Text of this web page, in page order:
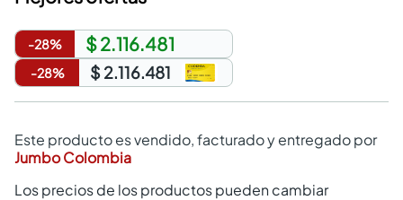
-28% $ 2.116.481
-28% $ 2.116.481
Este producto es vendido, facturado y entregado por
Jumbo Colombia
Los precios de los productos pueden cambiar